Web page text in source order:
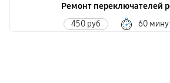
Ремонт переключателей
450 руб 60